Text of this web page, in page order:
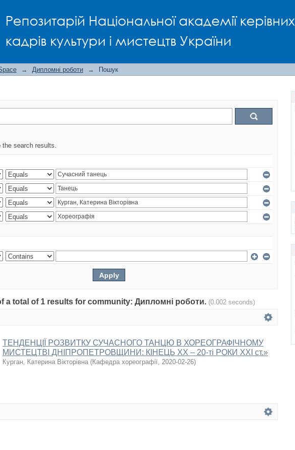
Репозитарій Національної академії керівних
кадрів культури і мистецтв України
→ Дипломні роботи → Пошук
the search results.
a total of 1 results for community: Дипломні роботи. (0.002 seconds)
ТЕНДЕНЦІЇ РОЗВИТКУ СУЧАСНОГО ТАНЦЮ В ХОРЕОГРАФІЧНОМУ
МИСТЕЦТВІ ДНІПРОПЕТРОВЩИНИ: КІНЕЦЬ ХХ – 20-ті РОКИ ХХІ ст.»
Курган, Катерина Вікторівна (Кафедра хореографії, 2020-02-26)